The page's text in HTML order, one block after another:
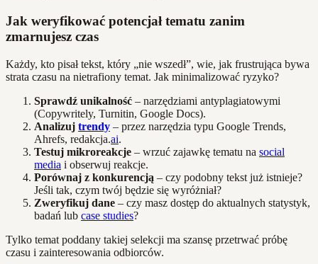
Jak weryfikować potencjał tematu zanim
zmarnujesz czas
Każdy, kto pisał tekst, który „nie wszedł”, wie, jak frustrująca bywa
strata czasu na nietrafiony temat. Jak minimalizować ryzyko?
Sprawdź unikalność – narzędziami antyplagiatowymi
(Copywritely, Turnitin, Google Docs).
Analizuj trendy – przez narzędzia typu Google Trends,
Ahrefs, redakcja.ai.
Testuj mikroreakcje – wrzuć zajawkę tematu na social
media i obserwuj reakcje.
Porównaj z konkurencją – czy podobny tekst już istnieje?
Jeśli tak, czym twój będzie się wyróżniał?
Zweryfikuj dane – czy masz dostęp do aktualnych statystyk,
badań lub case studies?
Tylko temat poddany takiej selekcji ma szansę przetrwać próbę
czasu i zainteresowania odbiorców.